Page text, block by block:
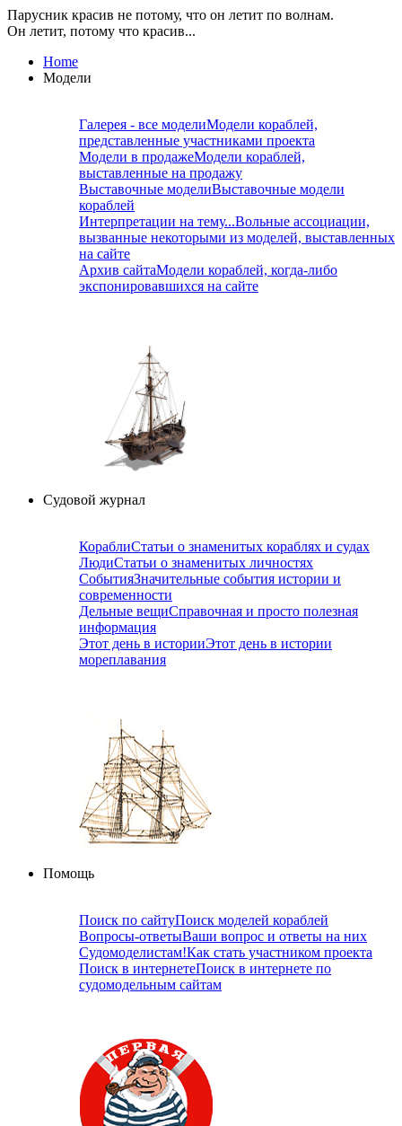
Парусник красив не потому, что он летит по волнам.
Он летит, потому что красив...
Home
Модели
Галерея - все моделиМодели кораблей,
представленные участниками проекта
Модели в продажеМодели кораблей,
выставленные на продажу
Выставочные моделиВыставочные модели
кораблей
Интерпретации на тему...Вольные ассоциации,
вызванные некоторыми из моделей, выставленных
на сайте
Архив сайтаМодели кораблей, когда-либо
экспонировавшихся на сайте
Судовой журнал
КораблиСтатьи о знаменитых кораблях и судах
ЛюдиСтатьи о знаменитых личностях
СобытияЗначительные события истории и
современности
Дельные вещиСправочная и просто полезная
информация
Этот день в историиЭтот день в истории
мореплавания
Помощь
Поиск по сайтуПоиск моделей кораблей
Вопросы-ответыВаши вопрос и ответы на них
Судомоделистам!Как стать участником проекта
Поиск в интернетеПоиск в интернете по
судомодельным сайтам